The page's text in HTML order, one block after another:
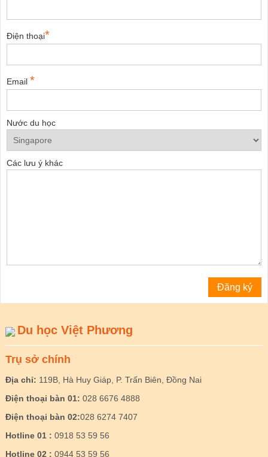
Điện thoại*
Email *
Nước du học
Các lưu ý khác
Du học Việt Phương
Trụ sở chính
Địa chỉ: 119B, Hà Huy Giáp, P. Trấn Biên, Đồng Nai
Điện thoại bàn 01: 028 6676 4888
Điện thoại bàn 02:028 6274 7407
Hotline 01 : 0918 53 59 56
Hotline 02 : 0944 53 59 56